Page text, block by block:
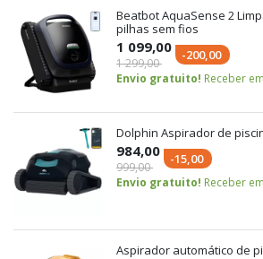
Beatbot AquaSense 2
pilhas sem fios
1 099,00
1 299,00
-200,00
Envio gratuito! Receber
Dolphin Aspirador de
984,00
999,00
-15,00
Envio gratuito! Receber
Aspirador automático de